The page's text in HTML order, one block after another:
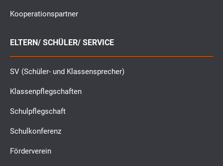
Kooperationspartner
ELTERN/ SCHÜLER/ SERVICE
SV (Schüler- und Klassensprecher)
Klassenpflegschaften
Schulpflegschaft
Schulkonferenz
Förderverein